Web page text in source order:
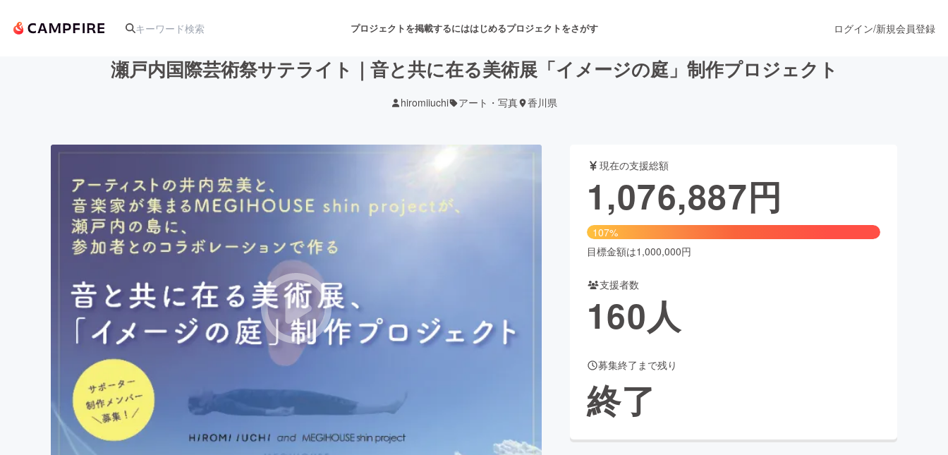
プロジェクトを掲載するにははじめるプロジェクトをさがす
舞台・パフォーマンス
テクノロジー・ガジェット ゲーム・サービス開発 ファッション
映像・映画 書籍・雑誌出版
ビジネス・起業 チャレンジ ビューティー・ヘルスケア
まちづくり・地域活性化
ログイン/新規会員登録
瀬戸内国際芸術祭サテライト｜音と共に在る美術展「イメージの庭」制作プロジェクト
hiromiiuchi アート・写真 香川県
現在の支援総額
1,076,887円
107%
目標金額は1,000,000円
支援者数
160人
募集終了まで残り
終了